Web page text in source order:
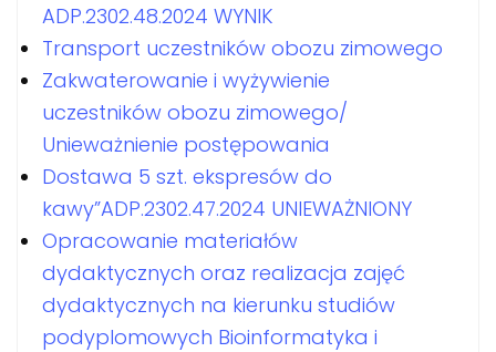
ADP.2302.48.2024 WYNIK
Transport uczestników obozu zimowego
Zakwaterowanie i wyżywienie
uczestników obozu zimowego/
Unieważnienie postępowania
Dostawa 5 szt. ekspresów do
kawy”ADP.2302.47.2024 UNIEWAŻNIONY
Opracowanie materiałów
dydaktycznych oraz realizacja zajęć
dydaktycznych na kierunku studiów
podyplomowych Bioinformatyka i